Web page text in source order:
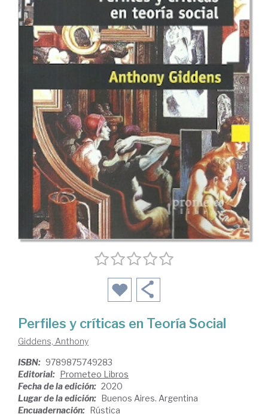
Perfiles y críticas en Teoría Social
Giddens, Anthony
ISBN: 9789875749283
Editorial: Prometeo Libros
Fecha de la edición: 2020
Lugar de la edición: Buenos Aires. Argentina
Encuadernación: Rústica